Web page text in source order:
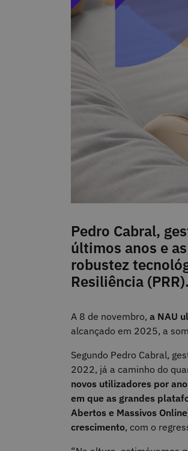
Pedro Cabral,
últimos anos e
robustez
Resiliência (PRR).
A 8 de novembro, a NAU
alcançado em 2025, a
Segundo Pedro Cabral,
2022, já a caminho do
novos utilizadores por ano
em que as grandes
Abertos e Massivos
crescimento, com o